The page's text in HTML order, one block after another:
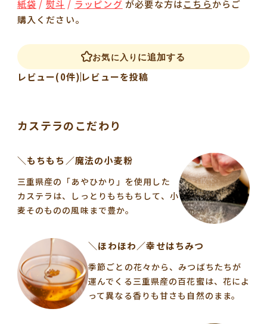
紙袋 / 熨斗 / ラッピング が必要な方はこちらからご
購入ください。
お気に入り に追加する
レビュー(0件)レビューを投稿
カステラのこだわり
＼もちもち／魔法の小麦粉
三重県産の「あやひかり」を使用した
カステラは、しっとりもちもちして、小
麦そのものの風味まで豊か。
＼ほわほわ／幸せはちみつ
季節ごとの花々から、みつばちたちが
運んでくる三重県産の百花蜜は、花によ
って異なる香りも甘さも自然のまま。